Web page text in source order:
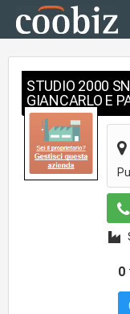
STUDIO 2000
GIANCARLO E
0